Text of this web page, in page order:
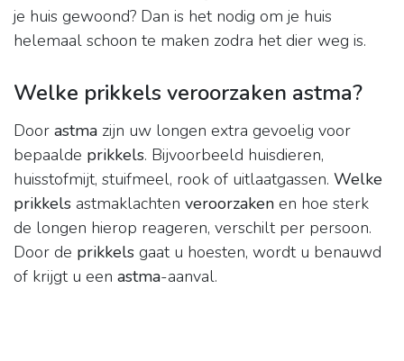
je huis gewoond? Dan is het nodig om je huis
helemaal schoon te maken zodra het dier weg is.
Welke prikkels veroorzaken astma?
Door astma zijn uw longen extra gevoelig voor
bepaalde prikkels. Bijvoorbeeld huisdieren,
huisstofmijt, stuifmeel, rook of uitlaatgassen. Welke
prikkels astmaklachten veroorzaken en hoe sterk
de longen hierop reageren, verschilt per persoon.
Door de prikkels gaat u hoesten, wordt u benauwd
of krijgt u een astma-aanval.